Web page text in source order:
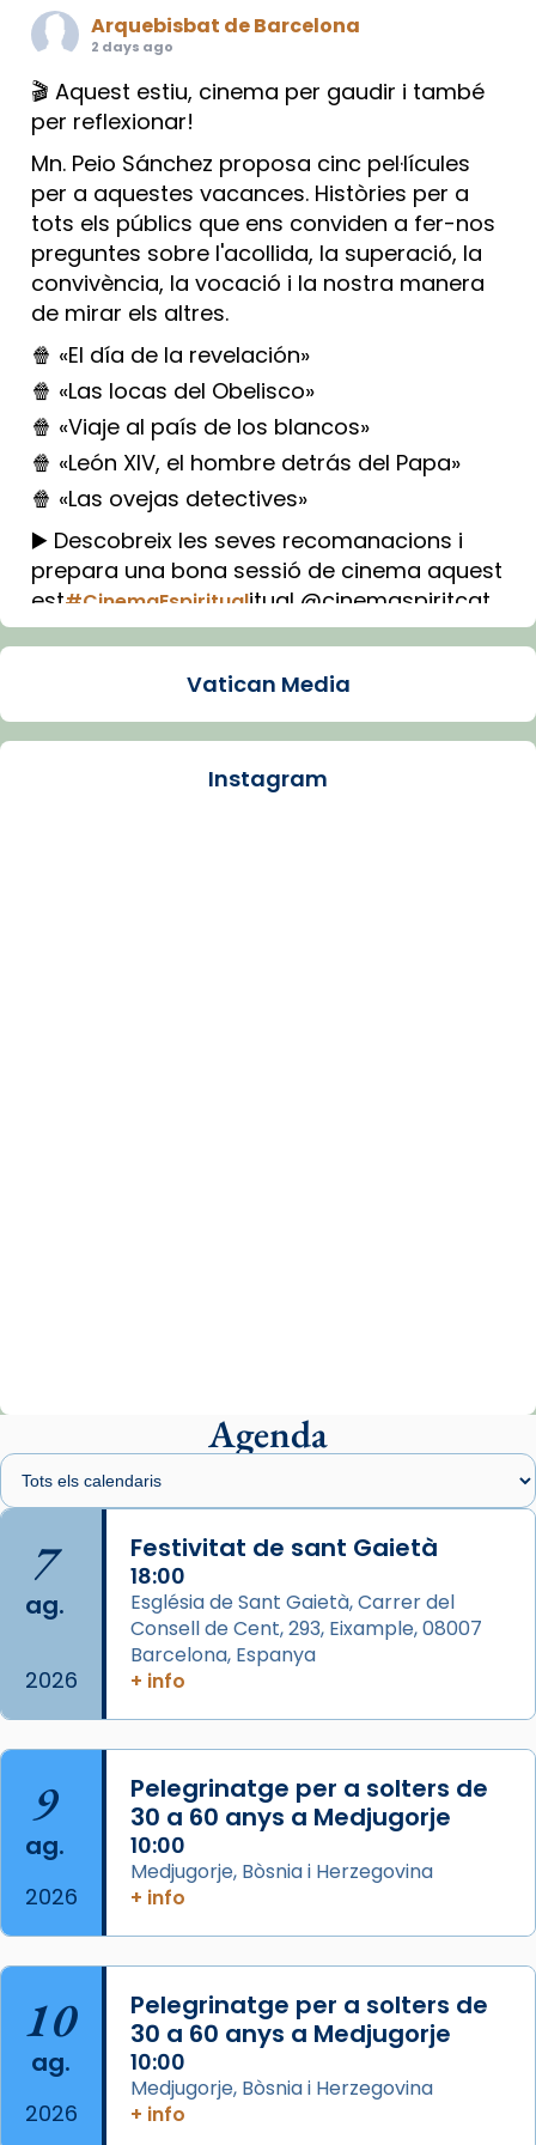
Arquebisbat de Barcelona
2 days ago
🎬 Aquest estiu, cinema per gaudir i també
per reflexionar!
Mn. Peio Sánchez proposa cinc pel·lícules
per a aquestes vacances. Històries per a
tots els públics que ens conviden a fer-nos
preguntes sobre l'acollida, la superació, la
convivència, la vocació i la nostra manera
de mirar els altres.
🍿 «El día de la revelación»
🍿 «Las locas del Obelisco»
🍿 «Viaje al país de los blancos»
🍿 «León XIV, el hombre detrás del Papa»
🍿 «Las ovejas detectives»
▶️ Descobreix les seves recomanacions i
prepara una bona sessió de cinema aquest
est#CinemaEspiritualitual @cinemaspiritcat
Imatge: Generada amb IA (OpenAI)
Arquebisbat de Barcelona
presidit aquest 27 de juliol la missa de Les
Santes de Mataró.
🔗
📸 J. Merino
Photo
View on Facebook · Share
Arquebisbat de Barcelona
1 week ago
missa d’acció de gràcies en agraïment al
comitè organitzador de la visita apostòlica
del Sant Pare Lleó XIV a Barcelona, i als
col·laboradors, a la Catedral de Barcelona.
Mons. David Abadías.
📸 Dr. G. Simón
Photo
Vatican Media
Instagram
Agenda
7
ag.
2026
Festivitat de sant Gaietà
18:00
Església de Sant Gaietà, Carrer del
Consell de Cent, 293, Eixample, 08007
Barcelona, Espanya
+ info
9
ag.
2026
Pelegrinatge per a solters de
30 a 60 anys a Medjugorje
10:00
Medjugorje, Bòsnia i Herzegovina
+ info
10
ag.
2026
Pelegrinatge per a solters de
30 a 60 anys a Medjugorje
10:00
Medjugorje, Bòsnia i Herzegovina
+ info